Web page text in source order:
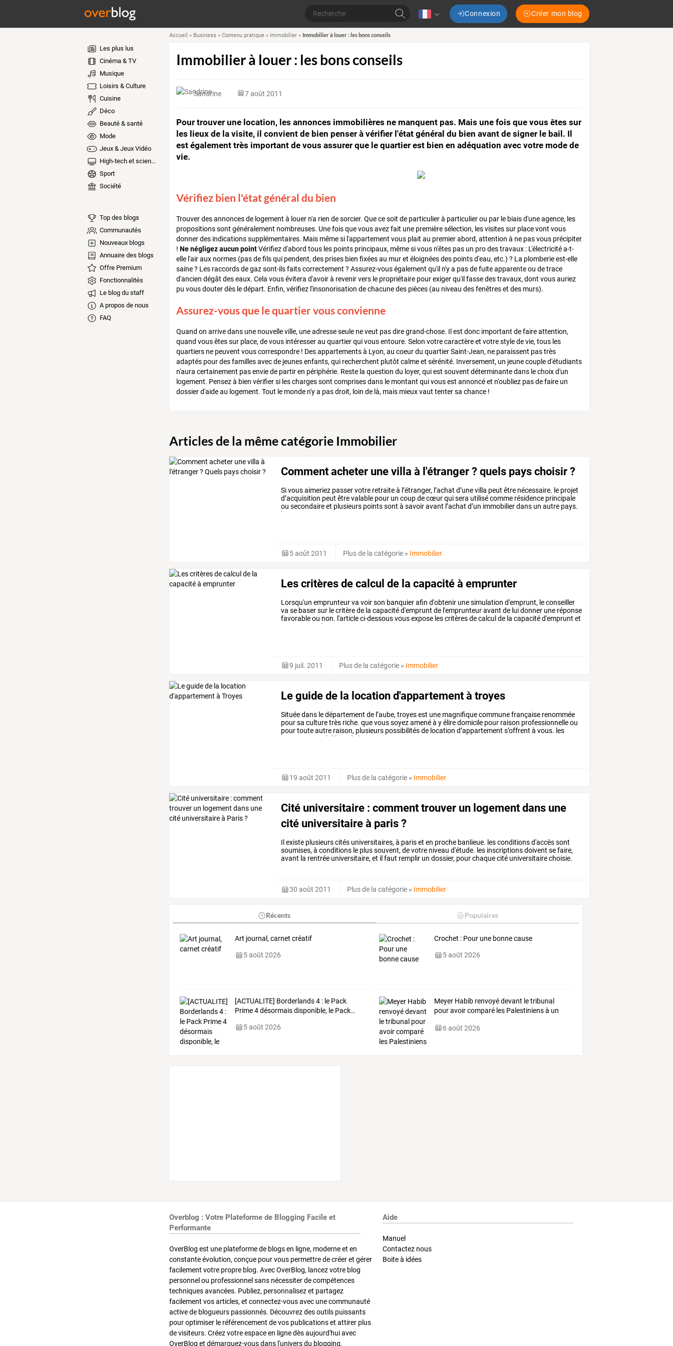
Connexion Créer mon blog
Les plus lus
Cinéma & TV
Musique
Loisirs & Culture
Cuisine
Déco
Beauté & santé
Mode
Jeux & Jeux Vidéo
High-tech et sciences
Sport
Société
Top des blogs
Communautés
Nouveaux blogs
Annuaire des blogs
Offre Premium
Fonctionnalités
Le blog du staff
A propos de nous
FAQ
Accueil » Business » Contenu pratique» Immobilier» Immobilier à louer : les bons conseils
Immobilier à louer : les bons conseils
Sandrine 7 août 2011
Pour trouver une location, les annonces immobilières ne manquent pas. Mais une fois que vous êtes sur
les lieux de la visite, il convient de bien penser à vérifier l'état général du bien avant de signer le bail. Il
est également très important de vous assurer que le quartier est bien en adéquation avec votre mode de
vie.
Vérifiez bien l'état général du bien
Trouver des annonces de logement à louer n'a rien de sorcier. Que ce soit de particulier à particulier ou par le biais d'une agence, les
propositions sont généralement nombreuses. Une fois que vous avez fait une première sélection, les visites sur place vont vous
donner des indications supplémentaires. Mais même si l'appartement vous plait au premier abord, attention à ne pas vous précipiter
! Ne négligez aucun pointVérifiez d'abord tous les points principaux, même si vous n'êtes pas un pro des travaux : L'électricité a-t-
elle l'air aux normes (pas de fils qui pendent, des prises bien fixées au mur et éloignées des points d'eau, etc.) ? La plomberie est-elle
saine ? Les raccords de gaz sont-ils faits correctement ? Assurez-vous également qu'il n'y a pas de fuite apparente ou de trace
d'ancien dégât des eaux. Cela vous évitera d'avoir à revenir vers le propriétaire pour exiger qu'il fasse des travaux, dont vous auriez
pu vous douter dès le départ. Enfin, vérifiez l'insonorisation de chacune des pièces (au niveau des fenêtres et des murs).
Assurez-vous que le quartier vous convienne
Quand on arrive dans une nouvelle ville, une adresse seule ne veut pas dire grand-chose. Il est donc important de faire attention,
quand vous êtes sur place, de vous intéresser au quartier qui vous entoure. Selon votre caractère et votre style de vie, tous les
quartiers ne peuvent vous correspondre ! Des appartements à Lyon, au coeur du quartier Saint-Jean, ne paraissent pas très
adaptés pour des familles avec de jeunes enfants, qui recherchent plutôt calme et sérénité. Inversement, un jeune couple d'étudiants
n'aura certainement pas envie de partir en périphérie. Reste la question du loyer, qui est souvent déterminante dans le choix d'un
logement. Pensez à bien vérifier si les charges sont comprises dans le montant qui vous est annoncé et n'oubliez pas de faire un
dossier d'aide au logement. Tout le monde n'y a pas droit, loin de là, mais mieux vaut tenter sa chance !
Articles de la même catégorie Immobilier
Comment acheter une villa à l'étranger ? quels pays choisir ?
Sivousaimeriez passervotre retraiteà l’étranger, l’achat d’unevilla peut être nécessaire. le projet
d’acquisition peut êtrevalable pour un coupdecœurquisera utilisécomme résidence principale
ou secondaireet plusieurs pointssont à savoiravant l’achat d’un immobilierdans un autre pays.
les
5 août 2011 Plus de la catégorie » Immobilier
Les critères de calcul de la capacité à emprunter
Lorsqu'un emprunteurva voirson banquierafin d'obtenir unesimulation d'emprunt, leconseiller
va se basersur lecritèrede la capacitéd'emprunt de l'emprunteuravant de luidonner une réponse
favorableou non. l'articleci-dessousvousexpose lescritèresdecalcul de la capacitéd'emprunt et
les
9 juil. 2011 Plus de la catégorie » Immobilier
Le guide de la location d'appartement à troyes
Situéedans ledépartement de l’aube, troyesest une magnifiquecommunefrançaise renommée
poursa culturetrès riche. quevoussoyezamenéà yéliredomicile pour raison professionnelleou
pourtouteautre raison, plusieurs possibilitésde location d’appartement s’offrent à vous. les
immobilières de la
19 août 2011 Plus de la catégorie » Immobilier
Cité universitaire : comment trouver un logement dans une
cité universitaire à paris ?
Ilexiste plusieurscités universitaires, à pariset en proche banlieue. lesconditionsd'accèssont
soumises, à conditions le plussouvent, devotre niveau d'étude. les inscriptionsdoivent sefaire,
avant la rentrée universitaire, et ilfaut remplir un dossier, pourchaquecité universitairechoisie.
30 août 2011 Plus de la catégorie » Immobilier
Récents Populaires
Art journal, carnet créatif
5 août 2026
Crochet : Pour une bonne cause
5 août 2026
[ACTUALITE] Borderlands4:lePack
Prime4désormaisdisponible,lePack…
5 août 2026
Meyer Habib renvoyé devant le tribunal
pour avoir comparé les Palestiniens à un
6 août 2026
Overblog : Votre Plateforme de Blogging Facile et
Performante
OverBlog est une plateforme de blogs en ligne, moderne et en
constante évolution, conçue pour vous permettre de créer et gérer
facilement votre propre blog. Avec OverBlog, lancez votre blog
personnel ou professionnel sans nécessiter de compétences
techniques avancées. Publiez, personnalisez et partagez
facilement vos articles, et connectez-vous avec une communauté
active de blogueurs passionnés. Découvrez des outils puissants
pour optimiser le référencement de vos publications et attirer plus
de visiteurs. Créez votre espace en ligne dès aujourd'hui avec
OverBlog et démarquez-vous dans l'univers du blogging.
Aide
Manuel
Contactez nous
Boite à idées